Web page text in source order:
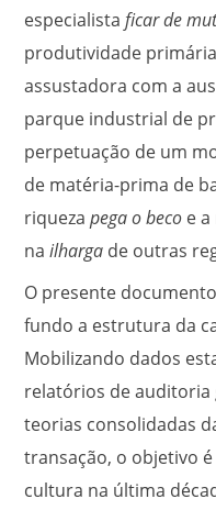
especialistaficar de
produtividade
assustadora com a
parque industrial de
perpetuação de um
de matéria-prima de
riquezapega o beco e
nailharga de outras
O presente
fundo a estrutura da
Mobilizando dados
relatórios de
teorias consolidadas
transação, o objetivo
cultura na última